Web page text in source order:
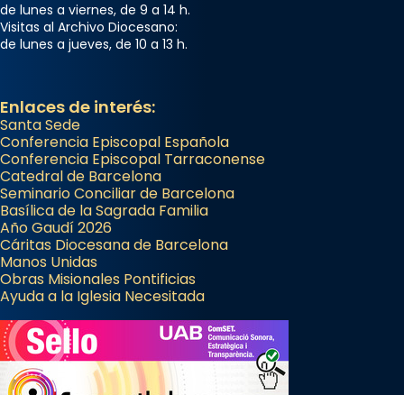
de lunes a viernes, de 9 a 14 h.
Visitas al Archivo Diocesano:
de lunes a jueves, de 10 a 13 h.
Enlaces de interés:
Santa Sede
Conferencia Episcopal Española
Conferencia Episcopal Tarraconense
Catedral de Barcelona
Seminario Conciliar de Barcelona
Basílica de la Sagrada Familia
Año Gaudí 2026
Cáritas Diocesana de Barcelona
Manos Unidas
Obras Misionales Pontificias
Ayuda a la Iglesia Necesitada